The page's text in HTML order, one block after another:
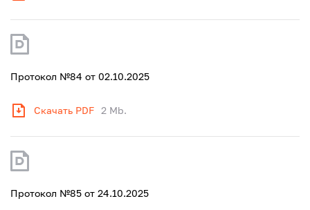
Протокол №84 от 02.10.2025
Скачать PDF 2 Mb.
Протокол №85 от 24.10.2025